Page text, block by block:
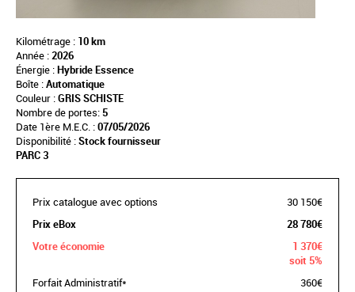
Kilométrage : 10 km
Année :2026
Énergie :Hybride Essence
Boîte :Automatique
Couleur :GRIS SCHISTE
Nombre de portes:5
Date 1ère M.E.C. :07/05/2026
Disponibilité :Stock fournisseur
PARC 3
Prix catalogue avec options
30 150€
Prix eBox
28 780€
Votre économie
1 370€
soit 5%
Forfait Administratif*
360€